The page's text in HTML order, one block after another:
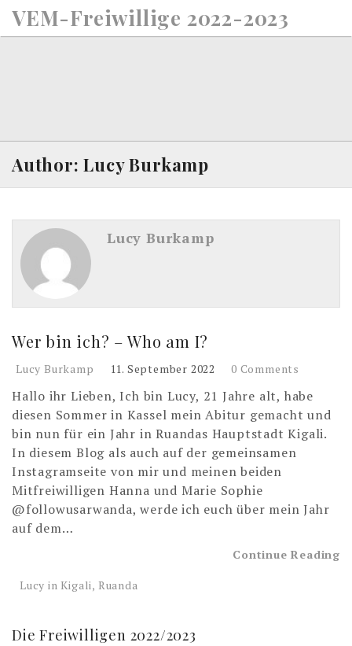
o
VEM-Freiwillige 2022-2023
Author: Lucy Burkamp
Lucy Burkamp
Wer bin ich? – Who am I?
Lucy Burkamp 11. September 2022 0 Comments
Hallo ihr Lieben, Ich bin Lucy, 21 Jahre alt, habe
diesen Sommer in Kassel mein Abitur gemacht und
bin nun für ein Jahr in Ruandas Hauptstadt Kigali.
In diesem Blog als auch auf der gemeinsamen
Instagramseite von mir und meinen beiden
Mitfreiwilligen Hanna und Marie Sophie
@followusarwanda, werde ich euch über mein Jahr
auf dem…
Continue Reading
Lucy in Kigali, Ruanda
Die Freiwilligen 2022/2023